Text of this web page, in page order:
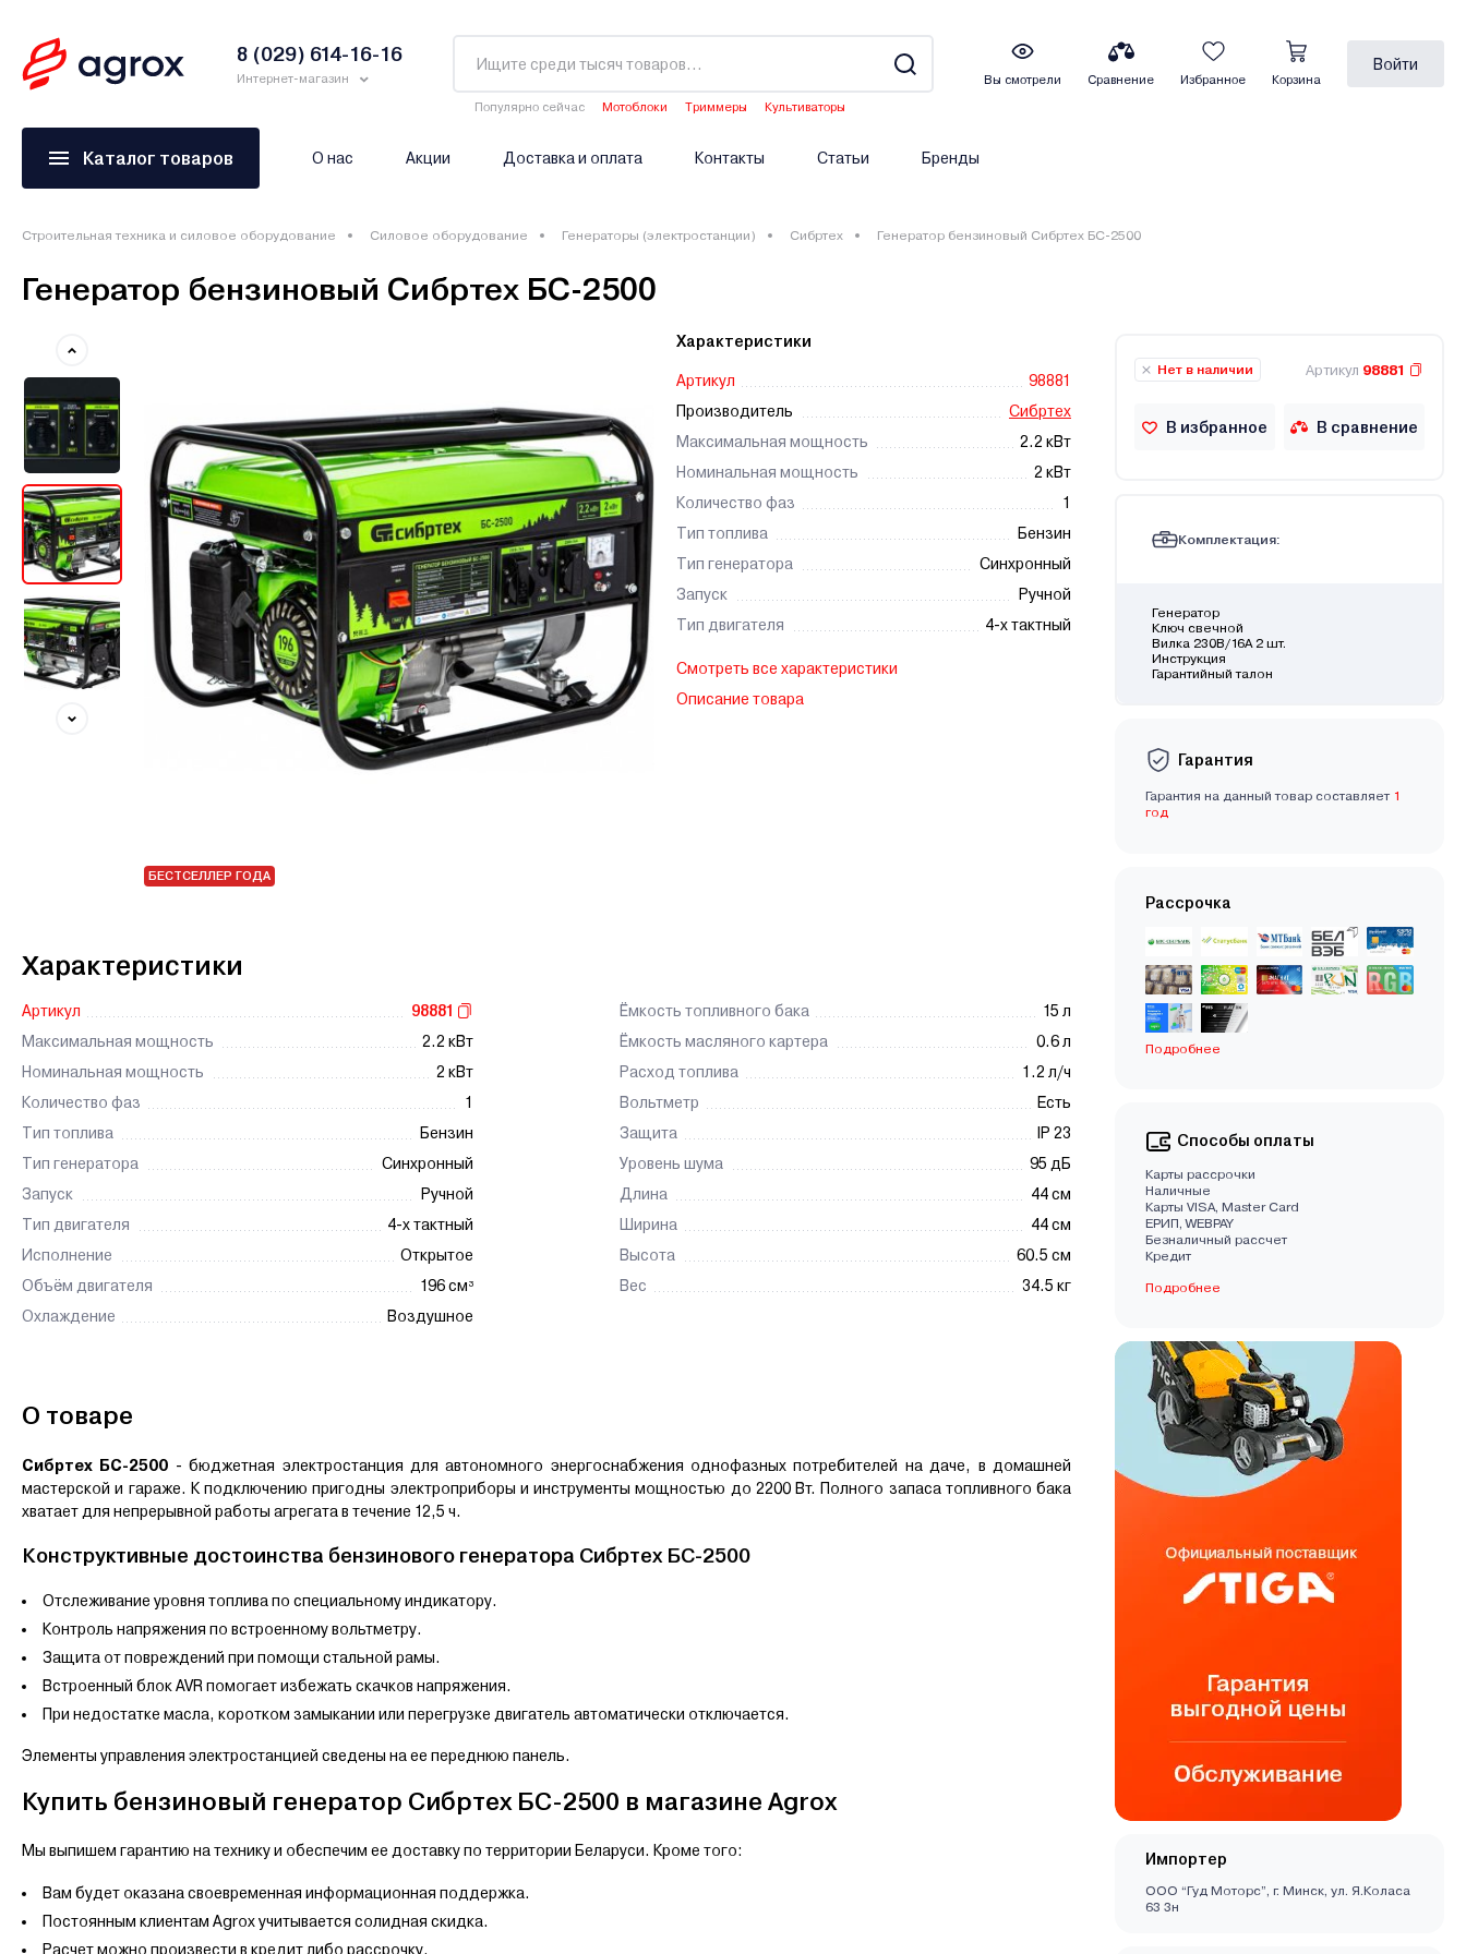
8 (029) 614-16-16
Интернет-магазин
Популярно сейчас Мотоблоки Триммеры
Культиваторы
Вы смотрели Сравнение Избранное Корзина
Войти
Каталог товаров О нас Акции Доставка и оплата Контакты Статьи Бренды
Строительная техника и силовое оборудование Силовое оборудование Генераторы (электростанции) Сибртех Генератор бензиновый Сибртех БС-2500
Генератор бензиновый Сибртех БС-2500
БЕСТСЕЛЛЕР ГОДА
Характеристики
Артикул
98881
Производитель
Сибртех
Максимальная мощность
2.2 кВт
Номинальная мощность
2 кВт
Количество фаз
1
Тип топлива
Бензин
Тип генератора
Синхронный
Запуск
Ручной
Тип двигателя
4-х тактный
Смотреть все характеристики
Описание товара
Характеристики
Артикул
98881
Максимальная мощность
2.2 кВт
Номинальная мощность
2 кВт
Количество фаз
1
Тип топлива
Бензин
Тип генератора
Синхронный
Запуск
Ручной
Тип двигателя
4-х тактный
Исполнение
Открытое
Объём двигателя
196 см³
Охлаждение
Воздушное
Ёмкость топливного бака
15 л
Ёмкость масляного картера
0.6 л
Расход топлива
1.2 л/ч
Вольтметр
Есть
Защита
IP 23
Уровень шума
95 дБ
Длина
44 см
Ширина
44 см
Высота
60.5 см
Вес
34.5 кг
О товаре
Сибртех БС-2500 - бюджетная электростанция для автономного энергоснабжения однофазных потребителей на даче, в домашней
мастерской и гараже. К подключению пригодны электроприборы и инструменты мощностью до 2200 Вт. Полного запаса топливного бака
хватает для непрерывной работы агрегата в течение 12,5 ч.
Конструктивные достоинства бензинового генератора Сибртех БС-2500
Отслеживание уровня топлива по специальному индикатору.
Контроль напряжения по встроенному вольтметру.
Защита от повреждений при помощи стальной рамы.
Встроенный блок AVR помогает избежать скачков напряжения.
При недостатке масла, коротком замыкании или перегрузке двигатель автоматически отключается.
Элементы управления электростанцией сведены на ее переднюю панель.
Купить бензиновый генератор Сибртех БС-2500 в магазине Agrox
Мы выпишем гарантию на технику и обеспечим ее доставку по территории Беларуси. Кроме того:
Вам будет оказана своевременная информационная поддержка.
Постоянным клиентам Agrox учитывается солидная скидка.
Расчет можно произвести в кредит либо рассрочку.
Нет в наличии Артикул 98881
В избранное В сравнение
Комплектация:
Генератор
Ключ свечной
Вилка 230В/16А 2 шт.
Инструкция
Гарантийный талон
Гарантия
Гарантия на данный товар составляет 1
год
Рассрочка
Подробнее
Способы оплаты
Карты рассрочки
Наличные
Карты VISA, Master Card
EРИП, WEBPAY
Безналичный рассчет
Кредит
Подробнее
Импортер
ООО “Гуд Моторс”, г. Минск, ул. Я.Коласа
63 3н